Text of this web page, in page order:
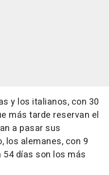
y los italianos, con 30
más tarde reservan el
a pasar sus
los alemanes, con 9
días son los más